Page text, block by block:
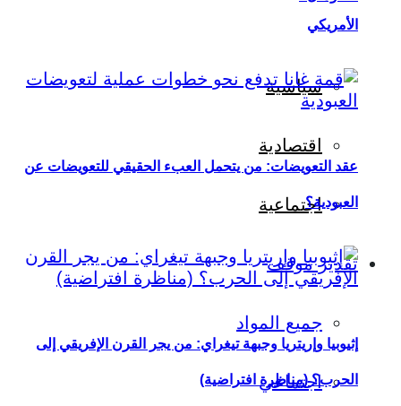
سياسية
اقتصادية
اجتماعية
تقدير موقف
جميع المواد
اجتماعي
الأمريكي
عقد التعويضات: من يتحمل العبء الحقيقي للتعويضات عن
العبودية؟
إثيوبيا وإريتريا وجبهة تيغراي: من يجر القرن الإفريقي إلى
الحرب؟ (مناظرة افتراضية)